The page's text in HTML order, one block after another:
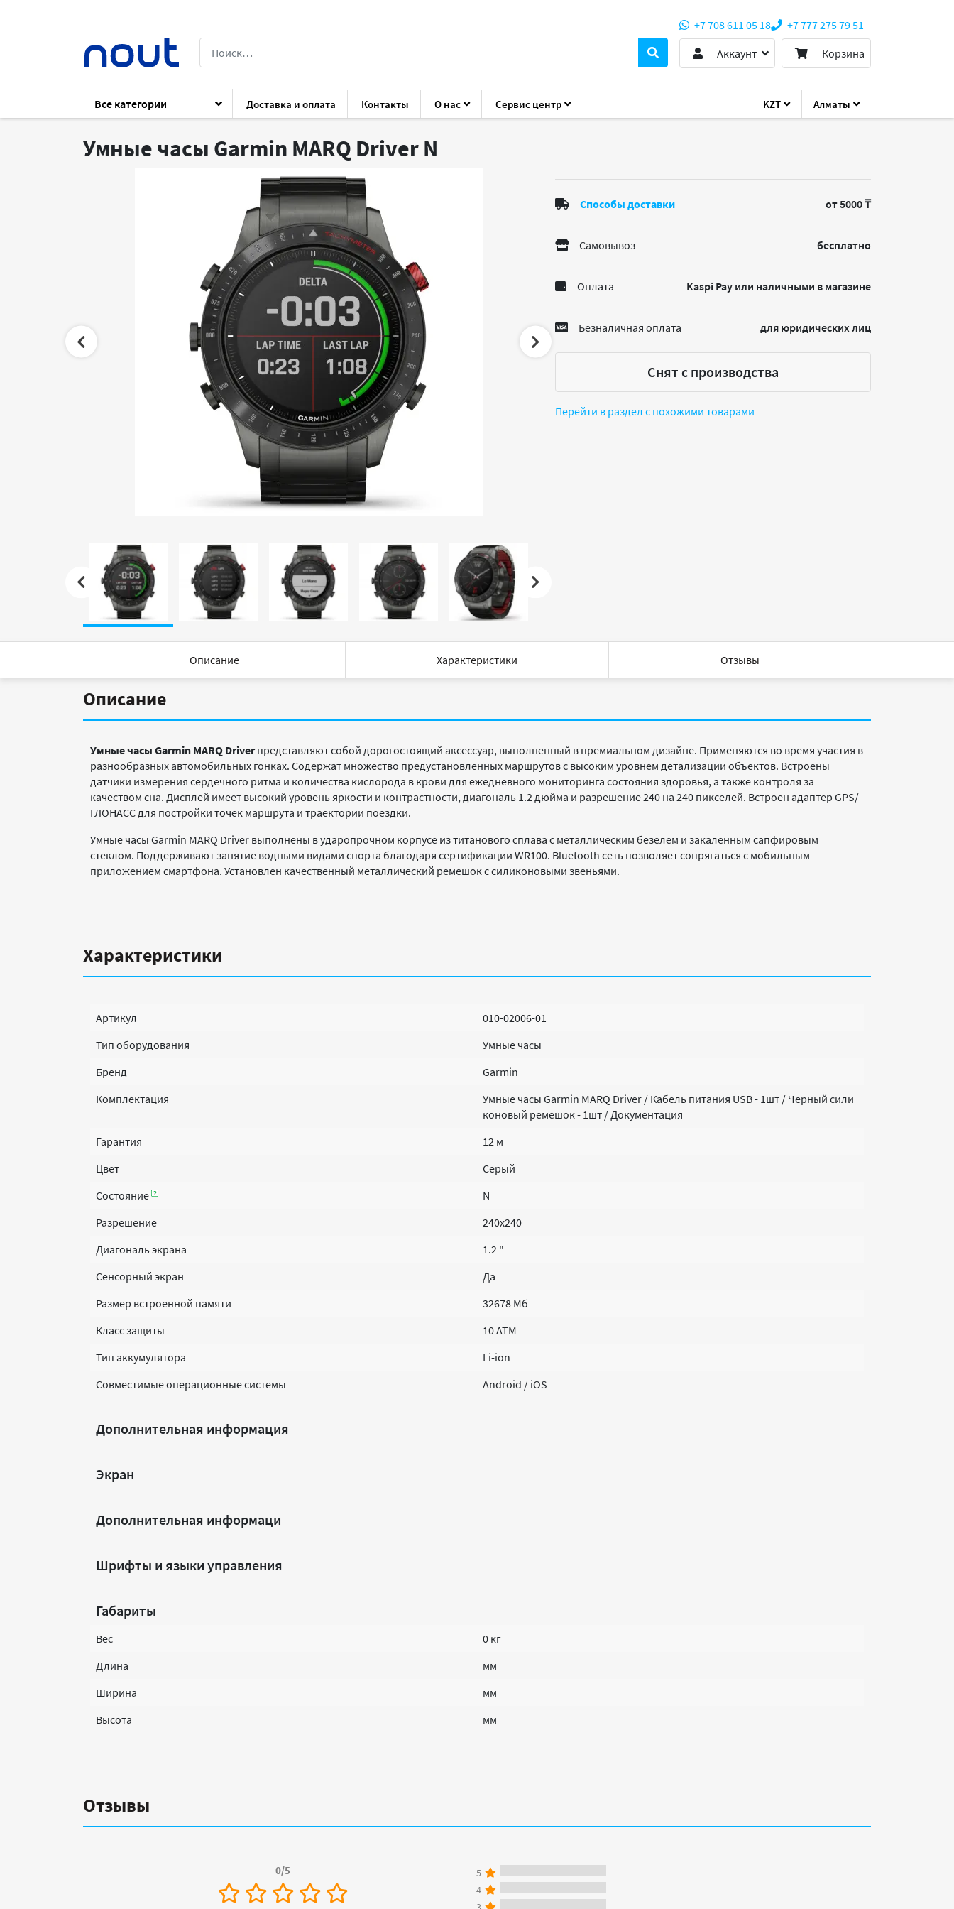
KZT Алматы
+7 708 611 05 18
+7 777 275 79 51
Аккаунт
Корзина
Все категории Доставка и оплата Контакты О нас Сервис центр
Каталог Гаджеты Умные часы и браслеты Garmin MARQ Driver
Умные часы Garmin MARQ Driver N
Способы доставки от 5000 ₸
Самовывоз бесплатно
Оплата Kaspi Pay или наличными в магазине
Безналичная оплата для юридических лиц
Снят с производства
Перейти в раздел с похожими товарами
Описание Характеристики Отзывы
Описание
Умные часы Garmin MARQ Driverпредставляют собой дорогостоящий аксессуар, выполненный в премиальном дизайне. Применяются во время участия в
разнообразных автомобильных гонках. Содержат множество предустановленных маршрутов с высоким уровнем детализации объектов. Встроены
датчики измерения сердечного ритма и количества кислорода в крови для ежедневного мониторинга состояния здоровья, а также контроля за
качеством сна. Дисплей имеет высокий уровень яркости и контрастности, диагональ 1.2 дюйма и разрешение 240 на 240 пикселей. Встроен адаптер GPS/
ГЛОНАСС для постройки точек маршрута и траектории поездки.
Умные часы Garmin MARQ Driver выполнены в ударопрочном корпусе из титанового сплава с металлическим безелем и закаленным сапфировым
стеклом. Поддерживают занятие водными видами спорта благодаря сертификации WR100. Bluetooth сеть позволяет сопрягаться с мобильным
приложением смартфона. Установлен качественный металлический ремешок с силиконовыми звеньями.
Характеристики
Артикул
010-02006-01
Тип оборудования
Умные часы
Бренд
Garmin
Комплектация
Умные часы Garmin MARQ Driver / Кабель питания USB - 1шт / Черный сили
коновый ремешок - 1шт / Документация
Гарантия
12 м
Цвет
Серый
Состояние
N
Разрешение
240x240
Диагональ экрана
1.2 "
Сенсорный экран
Да
Размер встроенной памяти
32678 Мб
Класс защиты
10 ATM
Тип аккумулятора
Li-ion
Совместимые операционные системы
Android / iOS
Дополнительная информация
Экран
Дополнительная информаци
Шрифты и языки управления
Габариты
Вес
0 кг
Длина
мм
Ширина
мм
Высота
мм
Отзывы
0/5
5
4